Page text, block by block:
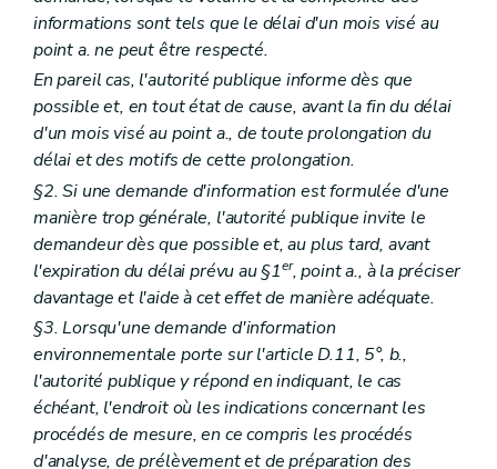
informations sont tels que le délai d'un mois visé au
point a. ne peut être respecté.
En pareil cas, l'autorité publique informe dès que
possible et, en tout état de cause, avant la fin du délai
d'un mois visé au point a., de toute prolongation du
délai et des motifs de cette prolongation.
§2. Si une demande d'information est formulée d'une
manière trop générale, l'autorité publique invite le
demandeur dès que possible et, au plus tard, avant
l'expiration du délai prévu au §1er, point a., à la préciser
davantage et l'aide à cet effet de manière adéquate.
§3. Lorsqu'une demande d'information
environnementale porte sur l'article D.11, 5°, b.,
l'autorité publique y répond en indiquant, le cas
échéant, l'endroit où les indications concernant les
procédés de mesure, en ce compris les procédés
d'analyse, de prélèvement et de préparation des